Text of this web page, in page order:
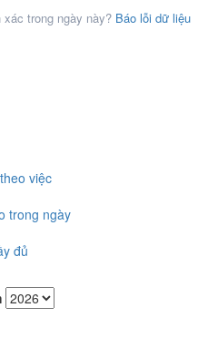
trong ngày này? Báo lỗi dữ liệu
việc
trong ngày
đủ